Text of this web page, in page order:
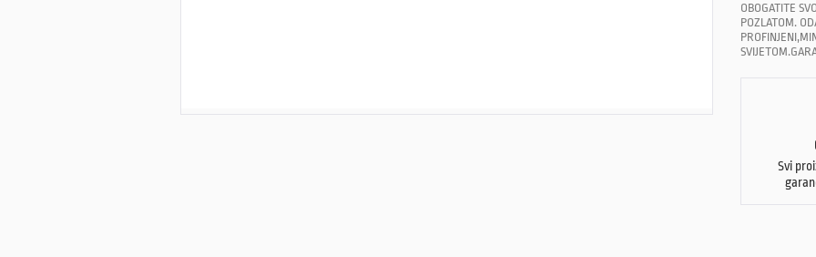
OBOGATITE
POZLATOM.
Svi